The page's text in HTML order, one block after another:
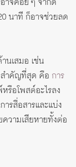
นาที ก็อาจช่วยลด
นเสมอ เช่น
สำคัญที่สุด คือ การ
รือโพสต์อะไรลง
ารสื่อสารและแบ่ง
วามเสียหายทั้งต่อ